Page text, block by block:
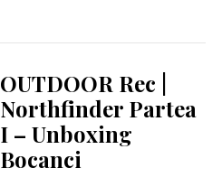
OUTDOOR Rec |
Northfinder Partea
I – Unboxing
Bocanci